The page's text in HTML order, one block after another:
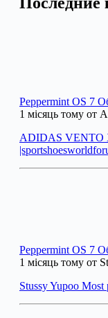
Peppermint OS 7
1 місяць тому
ADIDAS VENTO
Peppermint OS 7
1 місяць тому от
Stussy Yupoo